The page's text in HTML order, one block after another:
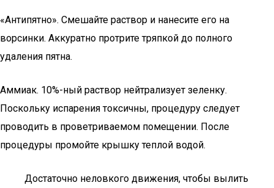
«Антипятно». Смешайте раствор и нанесите его на
ворсинки. Аккуратно протрите тряпкой до полного
удаления пятна.
Аммиак. 10%-ный раствор нейтрализует зеленку.
Поскольку испарения токсичны, процедуру следует
проводить в проветриваемом помещении. После
процедуры промойте крышку теплой водой.
Достаточно неловкого движения, чтобы вылить